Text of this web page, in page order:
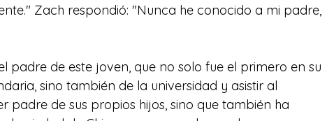
Zach respondió: "Nunca he conocido a mi padre,
padre de este joven, que no solo fue el primero en su
sino también de la universidad y asistir al
padre de sus propios hijos, sino que también ha